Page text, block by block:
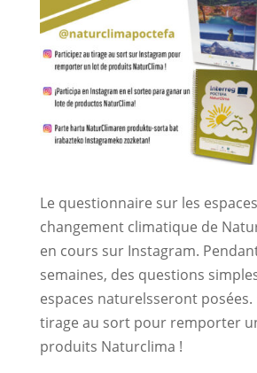
Le questionnaire sur les
changement climatique de
en cours sur Instagram.
semaines, des questions
espaces naturelsseront posées.
tirage au sort pour remporter
produits Naturclima !